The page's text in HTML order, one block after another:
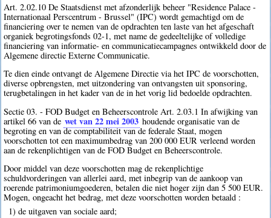
Art. 2.02.10 De Staatsdienst met afzonderlijk beheer "Residence Palace -
Internationaal Perscentrum - Brussel" (IPC) wordt gemachtigd om de
financiering over te nemen van de opdrachten ten laste van het afgeschaft
organiek begrotingsfonds 02-1, met name de gedeeltelijke of volledige
financiering van informatie- en communicatiecampagnes ontwikkeld door de
Algemene directie Externe Communicatie.
Te dien einde ontvangt de Algemene Directie via het IPC de voorschotten,
diverse opbrengsten, met uitzondering van ontvangsten uit sponsoring,
terugbetalingen in het kader van de in het vorig lid bedoelde opdrachten.
Sectie 03. - FOD Budget en Beheerscontrole Art. 2.03.1 In afwijking van
artikel 66 van de wet van 22 mei 2003 houdende organisatie van de
begroting en van de comptabiliteit van de federale Staat, mogen
voorschotten tot een maximumbedrag van 200 000 EUR verleend worden
aan de rekenplichtigen van de FOD Budget en Beheerscontrole.
Door middel van deze voorschotten mag de rekenplichtige
schuldvorderingen van allerlei aard, met inbegrip van de aankoop van
roerende patrimoniumgoederen, betalen die niet hoger zijn dan 5 500 EUR.
Mogen, ongeacht het bedrag, met deze voorschotten worden betaald :
1) de uitgaven van sociale aard;